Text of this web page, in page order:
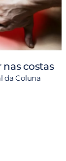
costas
da Coluna